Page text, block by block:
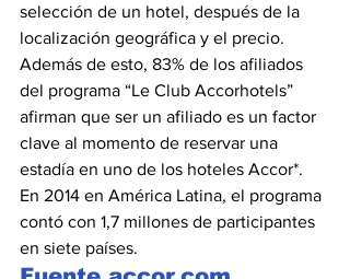
selección de un hotel, después de la
localización geográfica y el precio.
Además de esto, 83% de los afiliados
del programa “Le Club Accorhotels”
afirman que ser un afiliado es un factor
clave al momento de reservar una
estadía en uno de los hoteles Accor*.
En 2014 en América Latina, el programa
contó con 1,7 millones de participantes
en siete países.